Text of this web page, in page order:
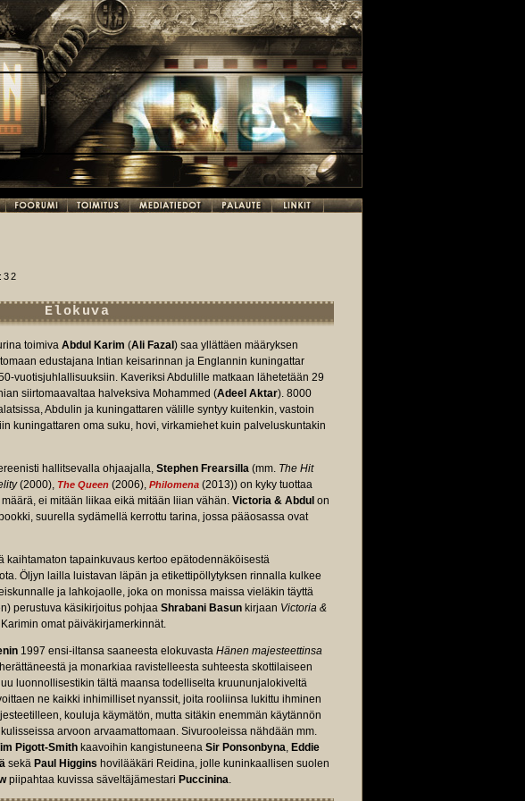
Elokuva
toimiva Abdul Karim (Ali Fazal ) saa yllättäen määryksen
edustajana Intian keisarinnan ja Englannin kuningattar
vuotisjuhlallisuuksiin. Kaveriksi Abdulille matkaan lähetetään 29
siirtomaavaltaa halveksiva Mohammed (Adeel Aktar). 8000
Abdulin ja kuningattaren välille syntyy kuitenkin, vastoin
kuningattaren oma suku, hovi, virkamiehet kuin palveluskuntakin
hallitsevalla ohjaajalla, Stephen Frearsilla (mm. The Hit
(2000), The Queen (2006), Philomena (2013)) on kyky tuottaa
ei mitään liikaa eikä mitään liian vähän. Victoria & Abdul on
suurella sydämellä kerrottu tarina, jossa pääosassa ovat
kaihtamaton tapainkuvaus kertoo epätodennäköisestä
Öljyn lailla luistavan läpän ja etikettipöllytyksen rinnalla kulkee
ja lahkojaolle, joka on monissa maissa vieläkin täyttä
perustuva käsikirjoitus pohjaa Shrabani Basun kirjaan Victoria &
omat päiväkirjamerkinnät.
1997 ensi-iltansa saaneesta elokuvasta Hänen majesteettinsa
ja monarkiaa ravistelleesta suhteesta skottilaiseen
luonnollisestikin tältä maansa todelliselta kruununjalokiveltä
ne kaikki inhimilliset nyanssit, joita rooliinsa lukittu ihminen
kouluja käymätön, mutta sitäkin enemmän käytännön
arvoon arvaamattomaan. Sivurooleissa nähdään mm.
Pigott-Smith kaavoihin kangistuneena Sir Ponsonbyna, Eddie
sekä Paul Higgins hovilääkäri Reidina, jolle kuninkaallisen suolen
piipahtaa kuvissa säveltäjämestari Puccinina.